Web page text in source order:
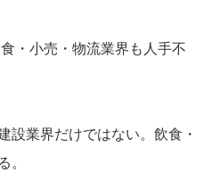
・小売・物流業界も人手不
設業界だけではない。飲食・
。